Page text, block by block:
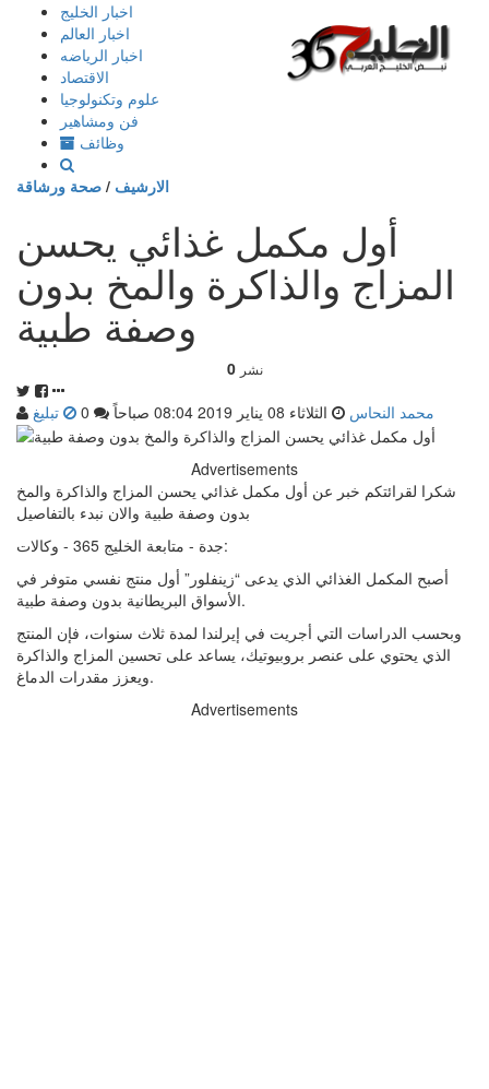
إذهب
المحتوى
اخبار الخليج
اخبار العالم
اخبار الرياضه
الاقتصاد
علوم وتكنولوجيا
فن ومشاهير
وظائف
الارشيف / صحة ورشاقة
أول مكمل غذائي يحسن
المزاج والذاكرة والمخ بدون
وصفة طبية
0 نشر
محمد النحاس الثلاثاء 08 يناير 2019 08:04 صباحاً تبليغ
Advertisements
شكرا لقرائتكم خبر عن أول مكمل غذائي يحسن المزاج والذاكرة والمخ
بدون وصفة طبية والان نبدء بالتفاصيل
جدة - متابعة الخليج 365 - وكالات:
أصبح المكمل الغذائي الذي يدعى “زينفلور” أول منتج نفسي متوفر في
الأسواق البريطانية بدون وصفة طبية.
وبحسب الدراسات التي أجريت في إيرلندا لمدة ثلاث سنوات، فإن المنتج
الذي يحتوي على عنصر بروبيوتيك، يساعد على تحسين المزاج والذاكرة
ويعزز مقدرات الدماغ.
Advertisements